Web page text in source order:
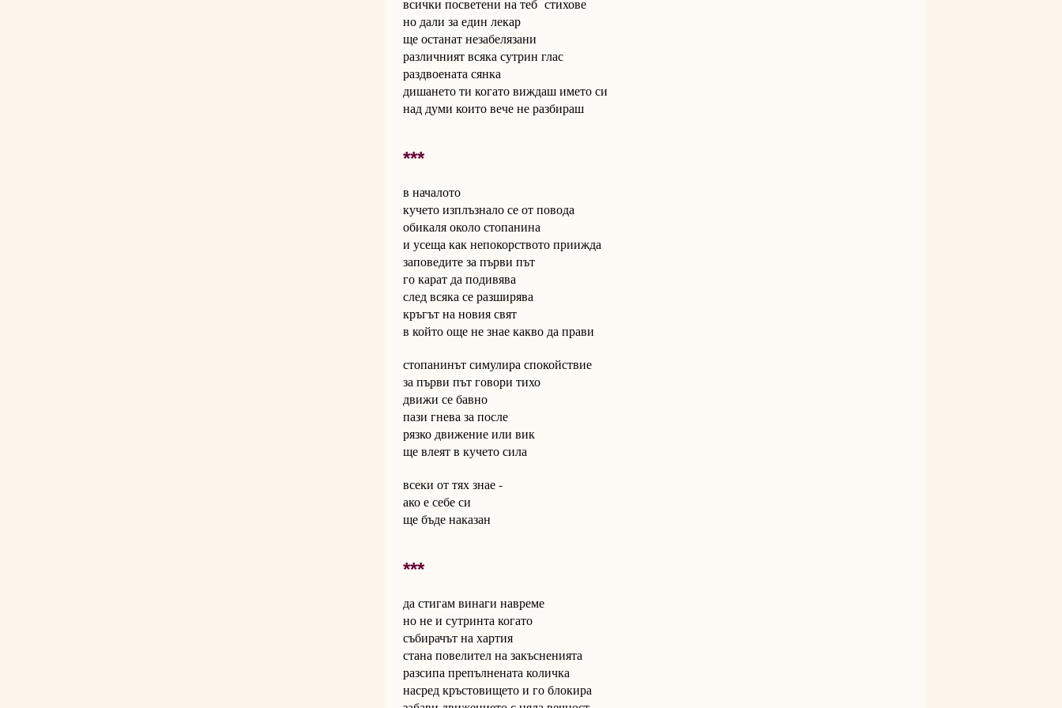
но дали за един лекар
ще останат незабелязани
различният всяка сутрин глас
раздвоената сянка
дишането ти когато виждаш името си
над думи които вече не разбираш
***
в началото
кучето изплъзнало се от повода
обикаля около стопанина
и усеща как непокорството приижда
заповедите за първи път
го карат да подивява
след всяка се разширява
кръгът на новия свят
в който още не знае какво да прави
стопанинът симулира спокойствие
за първи път говори тихо
движи се бавно
пази гнева за после
рязко движение или вик
ще влеят в кучето сила
всеки от тях знае -
ако е себе си
ще бъде наказан
***
да стигам винаги навреме
но не и сутринта когато
събирачът на хартия
стана повелител на закъсненията
разсипа препълнената количка
насред кръстовището и го блокира